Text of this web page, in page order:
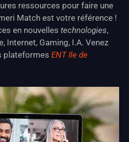
ressources pour faire une
Match est votre référence !
en nouvelles technologies,
Internet, Gaming, I.A. Venez
plateformes ENT Ile de